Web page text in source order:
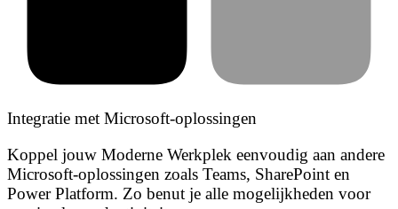
Integratie met Microsoft-oplossingen
Koppel jouw Moderne Werkplek eenvoudig aan andere
Microsoft-oplossingen zoals Teams, SharePoint en
Power Platform. Zo benut je alle mogelijkheden voor